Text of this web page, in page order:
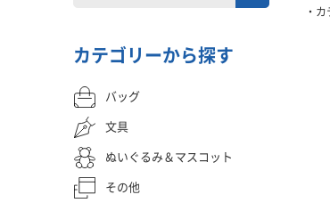
カ
カテゴリーから探す
バッグ
文具
ぬいぐるみ＆マスコット
その他